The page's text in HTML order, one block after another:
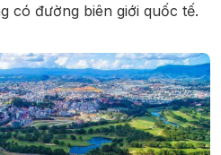
có đường biên giới quốc tế.